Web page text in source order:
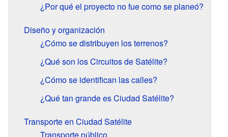
¿Por qué el proyecto no fue como se planeó?
Diseño y organización
¿Cómo se distribuyen los terrenos?
¿Qué son los Circuitos de Satélite?
¿Cómo se identifican las calles?
¿Qué tan grande es Ciudad Satélite?
Transporte en Ciudad Satélite